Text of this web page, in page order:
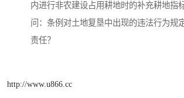
内进行非农建设占用耕地时的补充耕地指标
问：条例对土地复垦中出现的违法行为规
责任？
http://www.u866.cc